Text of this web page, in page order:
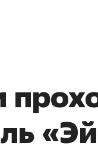
бизнес может
минимум